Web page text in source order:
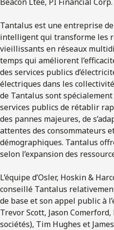
Tantalus est une entreprise
intelligent qui transforme les
vieillissants en réseaux
temps qui améliorent
des services publics
électriques dans les
de Tantalus sont
services publics de rétablir
des pannes majeures, de
attentes des consommateurs
démographiques. Tantalus
selon l’expansion des
L’équipe d’Osler, Hoskin &
conseillé Tantalus
de base et son appel public à
Trevor Scott, Jason
sociétés), Tim Hughes et